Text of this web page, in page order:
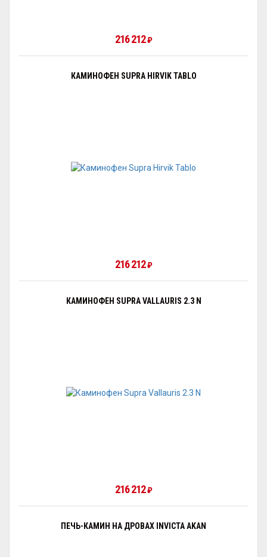
216 212₽
КАМИНОФЕН SUPRA HIRVIK TABLO
216 212₽
КАМИНОФЕН SUPRA VALLAURIS 2.3 N
216 212₽
ПЕЧЬ-КАМИН НА ДРОВАХ INVICTA AKAN